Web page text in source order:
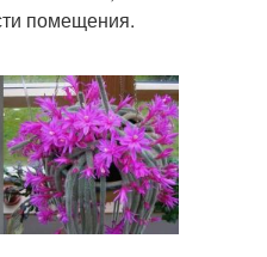
помещения.